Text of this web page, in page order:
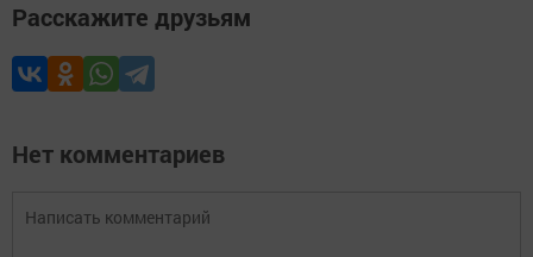
Расскажите друзьям
Нет комментариев